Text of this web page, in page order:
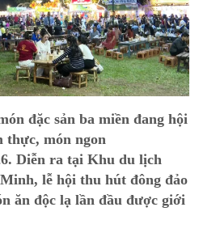
đặc sản ba miền đang hội
thực, món ngon
Diễn ra tại Khu du lịch
lễ hội thu hút đông đảo
ăn độc lạ lần đầu được giới